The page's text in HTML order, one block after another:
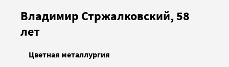
Владимир Стржалковский, 58
лет
Цветная металлургия